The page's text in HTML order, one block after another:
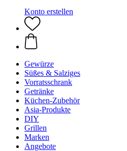
Konto erstellen
Gewürze
Süßes & Salziges
Vorratsschrank
Getränke
Küchen-Zubehör
Asia-Produkte
DIY
Grillen
Marken
Angebote